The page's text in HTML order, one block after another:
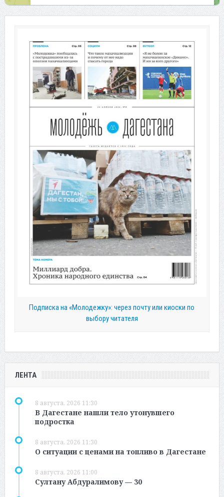
Подписка на «Молодежку»: через почту или киоски по
выбору читателя
ЛЕНТА
8 августа, 2026 11:30
В Дагестане нашли тело утонувшего
подростка
8 августа, 2026 11:30
О ситуации с ценами на топливо в Дагестане
8 августа, 2026 11:00
Султану Абдуралимову — 30